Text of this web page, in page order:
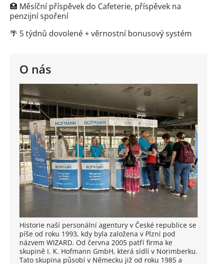
O nás
Historie naší personální agentury v České republice se
píše od roku 1993, kdy byla založena v Plzni pod
názvem WIZARD. Od června 2005 patří firma ke
skupině I. K. Hofmann GmbH, která sídlí v Norimberku.
Tato skupina působí v Německu již od roku 1985 a
🏥 Měsíční příspěvek do Cafeterie, příspěvek na
penzijní spoření
🌴 5 týdnů dovolené + věrnostní bonusový systém